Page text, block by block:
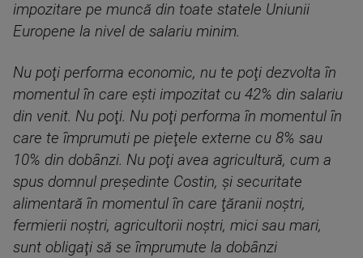
impozitare pe muncă din toate statele Uniunii
Europene la nivel de salariu minim.
Nu poţi performa economic, nu te poţi dezvolta în
momentul în care eşti impozitat cu 42% din salariu
din venit. Nu poţi. Nu poţi performa în momentul în
care te împrumuti pe pieţele externe cu 8% sau
10% din dobânzi. Nu poţi avea agricultură, cum a
spus domnul preşedinte Costin, şi securitate
alimentară în momentul în care ţăranii noştri,
fermierii noştri, agricultorii noştri, mici sau mari,
sunt obligaţi să se împrumute la dobânzi